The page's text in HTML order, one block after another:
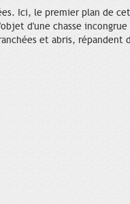
Ici, le premier plan de
d'une chasse
et abris, répandent